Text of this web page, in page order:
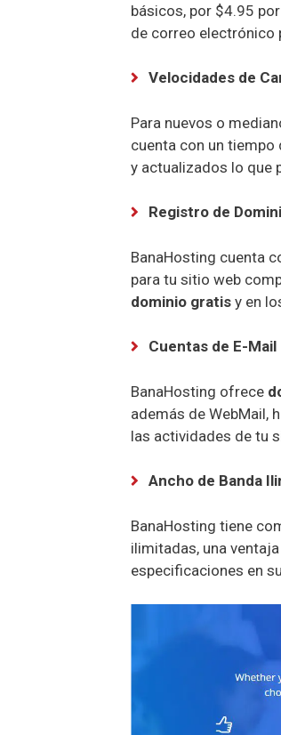
básicos, por $4.95
de correo electrónico
Velocidades de
Para nuevos o
cuenta con un
y actualizados lo que
Registro de
BanaHosting cuenta
para tu sitio web
dominio gratis y en
Cuentas de E-Mail
BanaHosting ofrece
además de WebMail,
las actividades de tu
Ancho de Banda
BanaHosting tiene
ilimitadas, una ventaja
especificaciones en